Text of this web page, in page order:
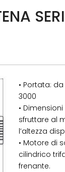
• Portata: da
3000
•
sfruttare al
l’altezza
• Motore di
cilindrico
frenante.